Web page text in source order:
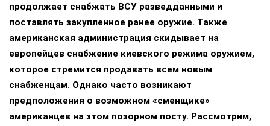
продолжает снабжать ВСУ разведданными и
поставлять закупленное ранее оружие. Также
американская администрация скидывает на
европейцев снабжение киевского режима оружием,
которое стремится продавать всем новым
снабженцам. Однако часто возникают
предположения о возможном «сменщике»
американцев на этом позорном посту. Рассмотрим,